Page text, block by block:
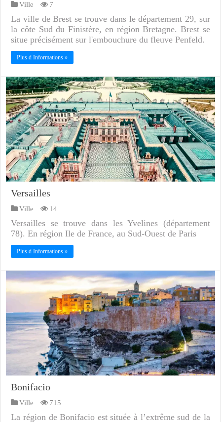
Ville 7
La ville de Brest se trouve dans le département 29, sur
la côte Sud du Finistère, en région Bretagne. Brest se
situe précisément sur l'embouchure du fleuve Penfeld.
Plus d Informations »
Versailles
Ville 14
Versailles se trouve dans les Yvelines (département
78). En région Ile de France, au Sud-Ouest de Paris
Plus d Informations »
Bonifacio
Ville 715
La région de Bonifacio est située à l’extrême sud de la